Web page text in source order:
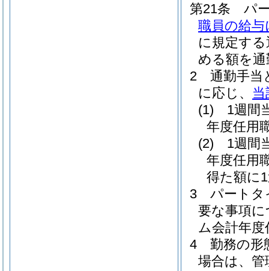
第21条
パ
職員の給
に規定す
める額を
2
通勤手当
に応じ、
(1)
1週間
年度任用
(2)
1週間
年度任用
得た額に
3
パートタ
要な事項
ム会計年
4
勤務の形
場合は、